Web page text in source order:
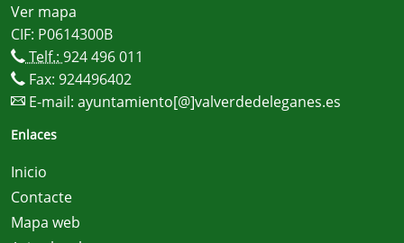
Ver mapa
CIF: P0614300B
Telf.: 924 496 011
Fax: 924496402
E-mail: ayuntamiento[@]valverdedeleganes.es
Enlaces
Inicio
Contacte
Mapa web